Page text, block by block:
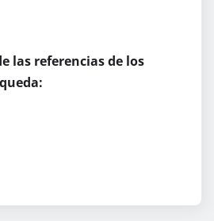
las referencias de los